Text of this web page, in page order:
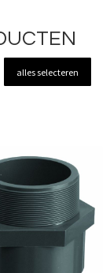
alles selecteren